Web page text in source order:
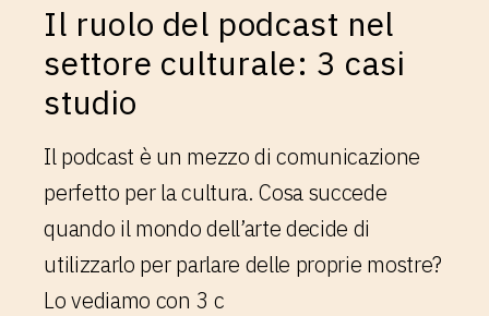
Il ruolo del podcast nel
settore culturale: 3 casi
studio
Il podcast è un mezzo di comunicazione
perfetto per la cultura. Cosa succede
quando il mondo dell’arte decide di
utilizzarlo per parlare delle proprie mostre?
Lo vediamo con 3 c